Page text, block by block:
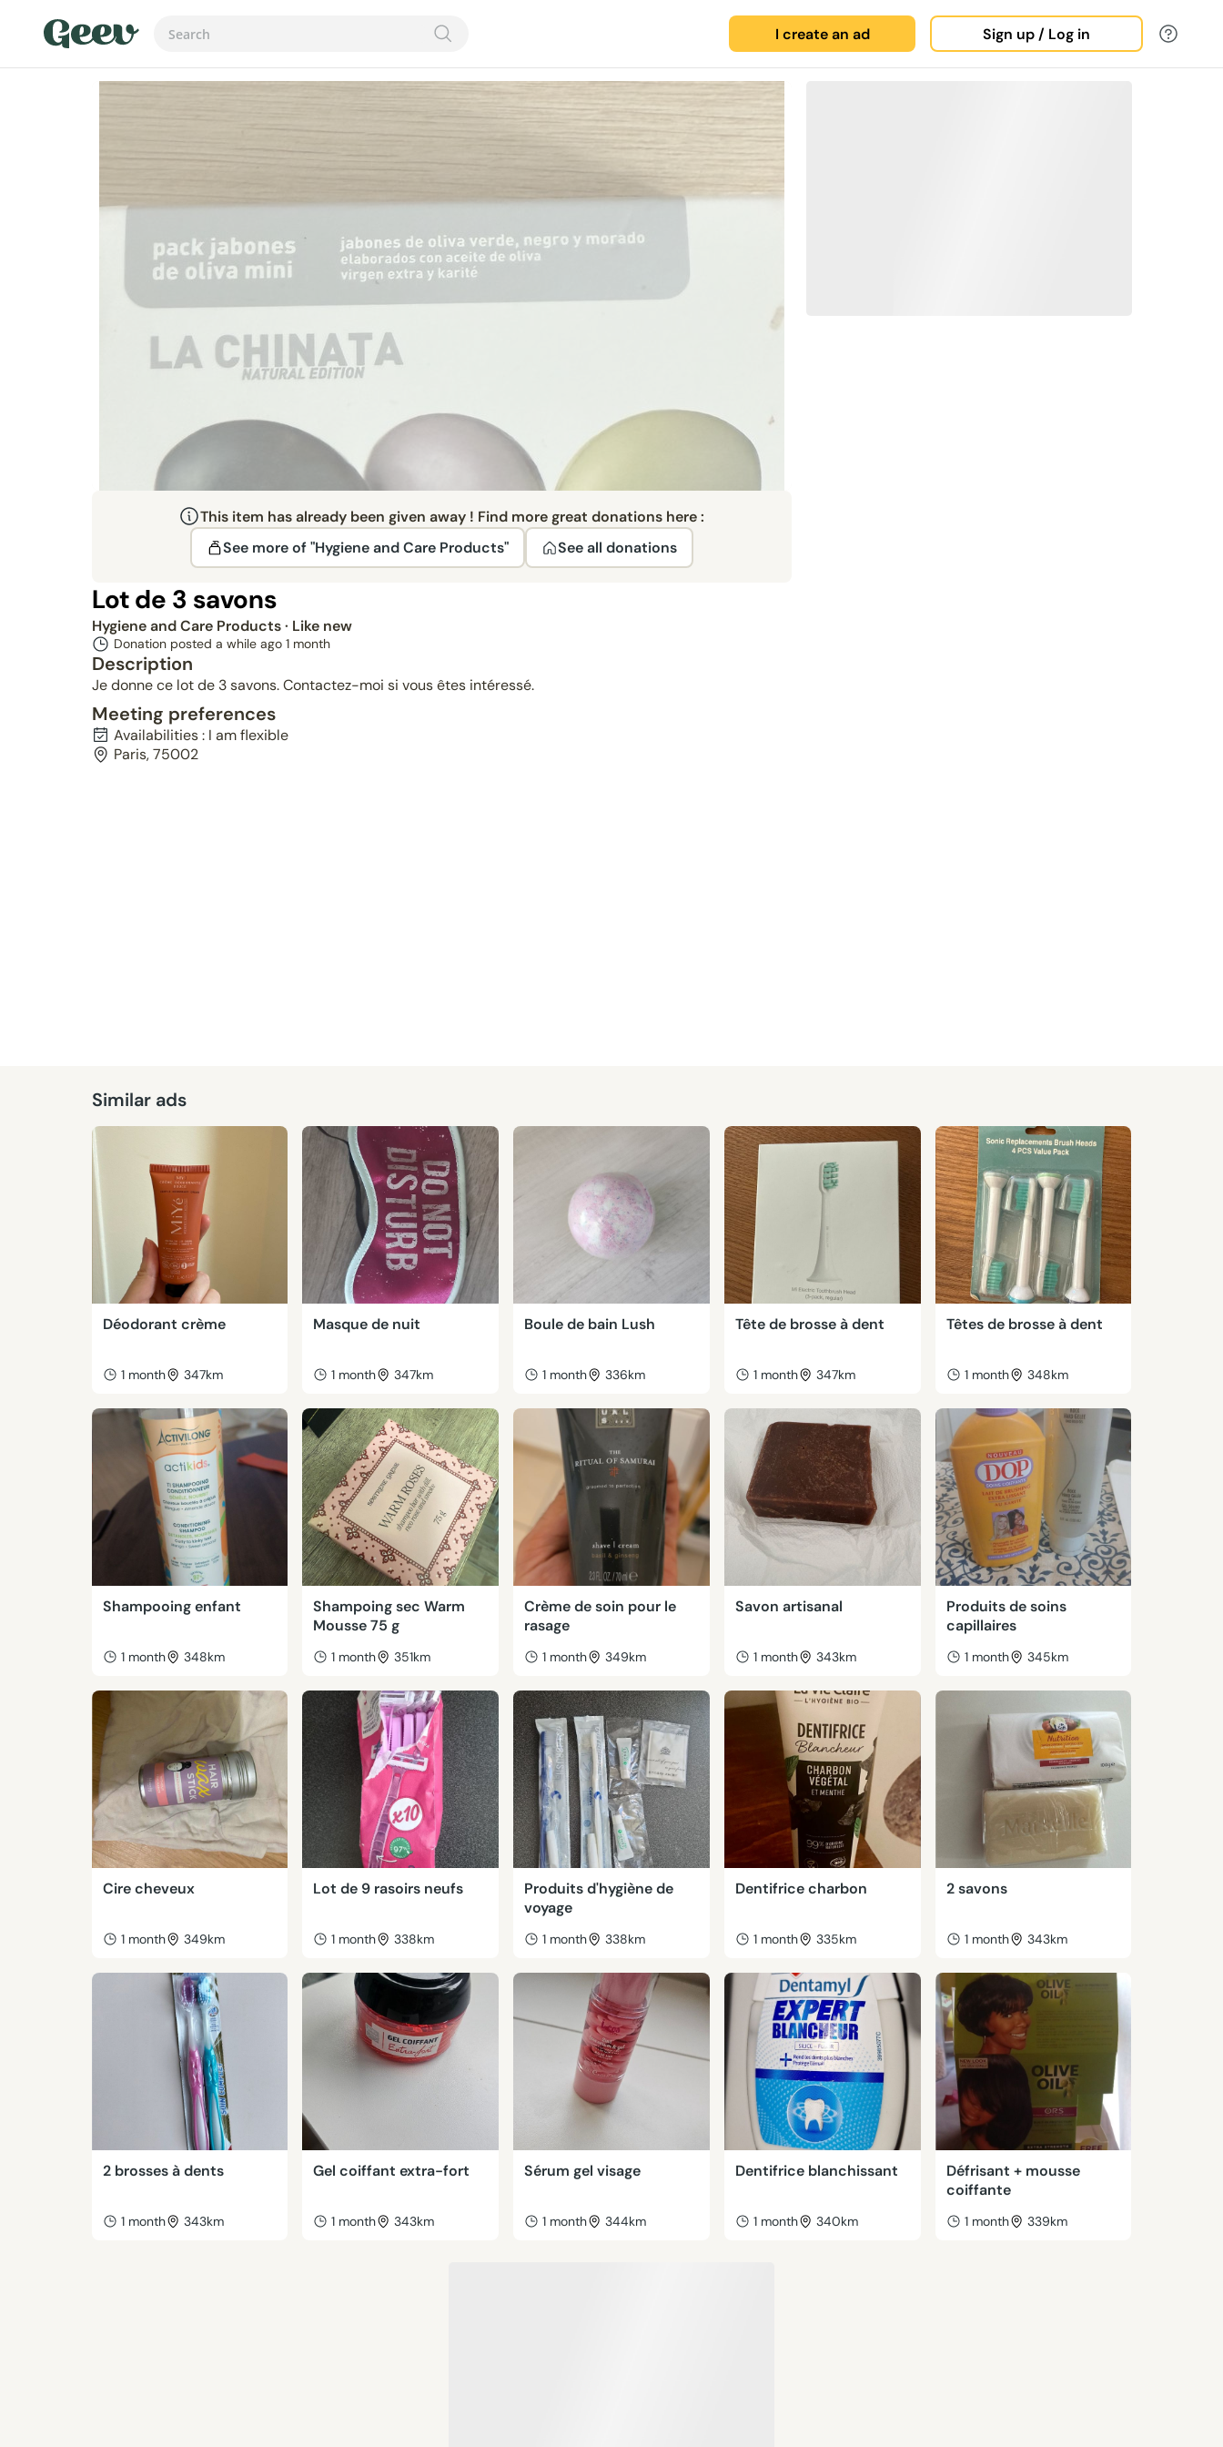
I create an ad Sign up / Log in
This item has already been given away ! Find more great donations here :
See more of "Hygiene and Care Products"
See all donations
Lot de 3 savons
Hygiene and Care Products· Like new
Donation posted a while ago 1 month
Description
Je donne ce lot de 3 savons. Contactez-moi si vous êtes intéressé.
Meeting preferences
Availabilities : I am flexible
Paris, 75002
Similar ads
Déodorant crème
1 month 347km
Masque de nuit
1 month 347km
Boule de bain Lush
1 month 336km
Tête de brosse à dent
1 month 347km
Têtes de brosse à dent
1 month 348km
Shampooing enfant
1 month 348km
Shampoing sec Warm
Mousse 75 g
1 month 351km
Crème de soin pour le
rasage
1 month 349km
Savon artisanal
1 month 343km
Produits de soins
capillaires
1 month 345km
Cire cheveux
1 month 349km
Lot de 9 rasoirs neufs
1 month 338km
Produits d'hygiène de
voyage
1 month 338km
Dentifrice charbon
1 month 335km
2 savons
1 month 343km
2 brosses à dents
1 month 343km
Gel coiffant extra-fort
1 month 343km
Sérum gel visage
1 month 344km
Dentifrice blanchissant
1 month 340km
Défrisant + mousse
coiffante
1 month 339km